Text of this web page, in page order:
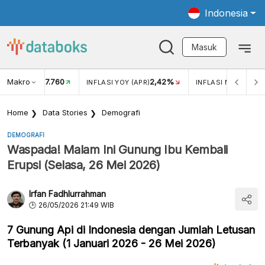
Indonesia
Masuk
Makro
USD/IDR 17.760 INFLASI YOY (APR)2,42% INFLASI MOM (APR)
Home Data Stories Demografi
DEMOGRAFI
Waspada! Malam Ini Gunung Ibu Kembali
Erupsi (Selasa, 26 Mei 2026)
Irfan Fadhlurrahman
26/05/2026 21:49 WIB
7 Gunung Api di Indonesia dengan Jumlah Letusan
Terbanyak (1 Januari 2026 - 26 Mei 2026)